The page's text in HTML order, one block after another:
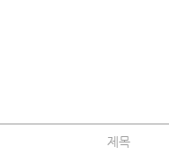
제목